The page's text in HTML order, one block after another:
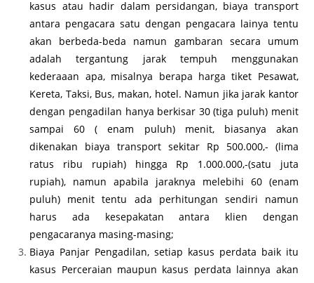
kasus atau hadir dalam persidangan, biaya transport
antara pengacara satu dengan pengacara lainya tentu
akan berbeda-beda namun gambaran secara umum
adalah tergantung jarak tempuh menggunakan
kederaaan apa, misalnya berapa harga tiket Pesawat,
Kereta, Taksi, Bus, makan, hotel. Namun jika jarak kantor
dengan pengadilan hanya berkisar 30 (tiga puluh) menit
sampai 60 ( enam puluh) menit, biasanya akan
dikenakan biaya transport sekitar Rp 500.000,- (lima
ratus ribu rupiah) hingga Rp 1.000.000,-(satu juta
rupiah), namun apabila jaraknya melebihi 60 (enam
puluh) menit tentu ada perhitungan sendiri namun
harus ada kesepakatan antara klien dengan
pengacaranya masing-masing;
Biaya Panjar Pengadilan, setiap kasus perdata baik itu
kasus Perceraian maupun kasus perdata lainnya akan